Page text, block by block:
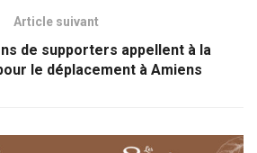
Article suivant
de supporters appellent à la
le déplacement à Amiens